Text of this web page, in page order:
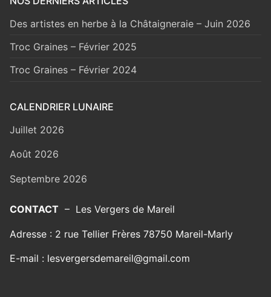
Des artistes en herbe à la Châtaigneraie – Juin 2026
Troc Graines – Février 2025
Troc Graines – Février 2024
CALENDRIER LUNAIRE
Juillet 2026
Août 2026
Septembre 2026
CONTACT – Les Vergers de Mareil
Adresse : 2 rue Tellier Frères 78750 Mareil-Marly
E-mail : lesvergersdemareil@gmail.com